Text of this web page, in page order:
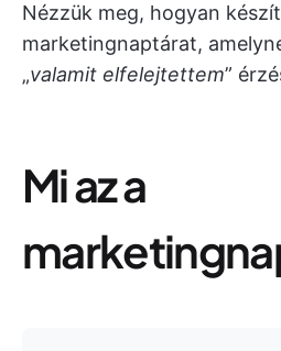
Nézzük meg, hogyan
marketingnaptárat,
„valamit elfelejtettem”
Mi az a